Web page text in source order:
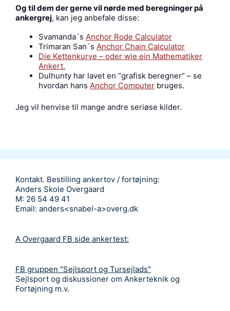
Og til dem der gerne vil nørde med beregninger på
ankergrej, kan jeg anbefale disse:
Svamanda´s Anchor Rode Calculator
Trimaran San´s Anchor Chain Calculator
Die Kettenkurve – oder wie ein Mathematiker
Ankert.
Dulhunty har lavet en “grafisk beregner” – se
hvordan hans Anchor Computer bruges.
Jeg vil henvise til mange andre seriøse kilder.
Kontakt. Bestilling ankertov / fortøjning:
Anders Skole Overgaard
M: 26 54 49 41
Email: anders<snabel-a>overg.dk
A Overgaard FB side ankertest:
FB gruppen "Sejlsport og Tursejlads"
Sejlsport og diskussioner om Ankerteknik og
Fortøjning m.v.